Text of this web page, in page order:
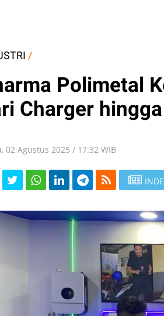
/
Polimetal
Charger
02 Agustus 2025 / 17:32 WIB